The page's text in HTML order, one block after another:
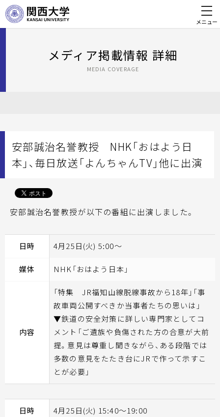
メニュー
メディア掲載情報 詳細
MEDIA COVERAGE
安部誠治名誉教授 NHK「おはよう日
本」、毎日放送「よんちゃんTV」他に出演
安部誠治名誉教授が以下の番組に出演しました。
日時 4月25日(火) 5:00～
媒体 NHK「おはよう日本」
内容
「特集 JR福知山線脱線事故から18年」「事
故車両公開すべきか当事者たちの思いは」
▼鉄道の安全対策に詳しい専門家としてコ
メント「ご遺族や負傷された方の合意が大前
提。意見は尊重し聞きながら、ある段階では
多数の意見をたたき台にJRで作って示すこ
とが必要」
日時 4月25日(火) 15:40～19:00